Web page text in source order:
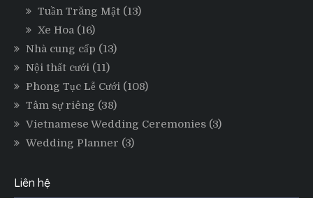
Tuần Trăng Mật (13)
Xe Hoa (16)
Nhà cung cấp (13)
Nội thất cưới (11)
Phong Tục Lễ Cưới (108)
Tâm sự riêng (38)
Vietnamese Wedding Ceremonies (3)
Wedding Planner (3)
Liên hệ